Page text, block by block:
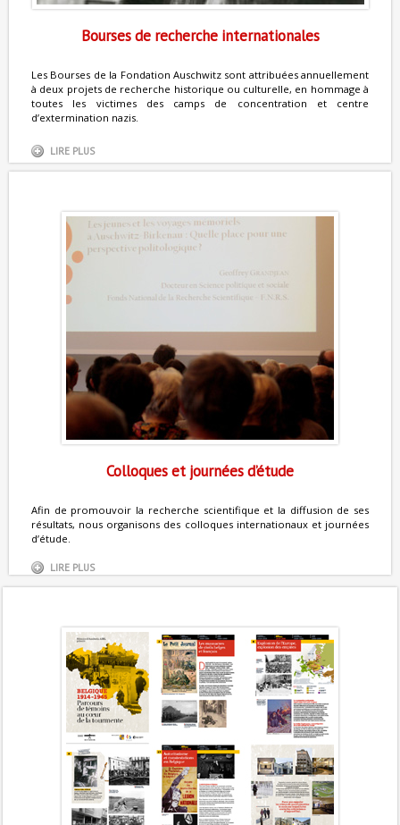
Bourses de recherche internationales
Les Bourses de la Fondation Auschwitz sont attribuées annuellement
à deux projets de recherche historique ou culturelle, en hommage à
toutes les victimes des camps de concentration et centre
d’extermination nazis.
LIRE PLUS
Colloques et journées d’étude
Afin de promouvoir la recherche scientifique et la diffusion de ses
résultats, nous organisons des colloques internationaux et journées
d’étude.
LIRE PLUS